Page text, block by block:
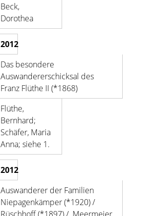
Beck,
Dorothea
2012
Das besondere
Auswandererschicksal des
Franz Flüthe II (*1868)
Flüthe,
Bernhard;
Schäfer, Maria
Anna; siehe 1.
2012
Auswanderer der Familien
Niepagenkämper (*1920) /